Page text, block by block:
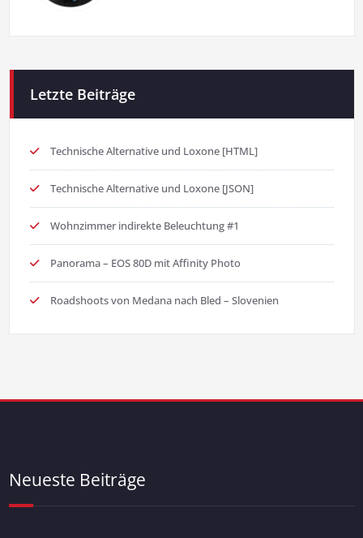
Letzte Beiträge
Technische Alternative und Loxone [HTML]
Technische Alternative und Loxone [JSON]
Wohnzimmer indirekte Beleuchtung #1
Panorama – EOS 80D mit Affinity Photo
Roadshoots von Medana nach Bled – Slovenien
Neueste Beiträge